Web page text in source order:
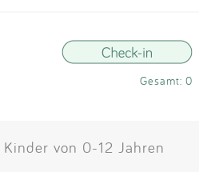
Gesamt: 0
Kinder von 0-12 Jahren